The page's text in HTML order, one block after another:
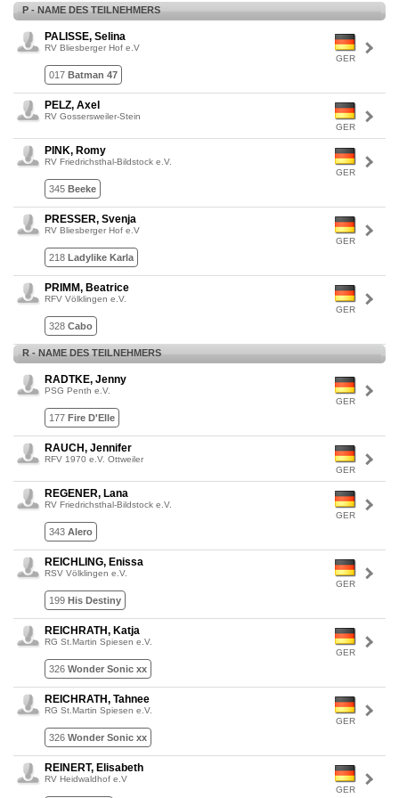
P - NAME DES TEILNEHMERS
GER
PALISSE, Selina
RV Bliesberger Hof e.V
017 Batman 47
GER
PELZ, Axel
RV Gossersweiler-Stein
GER
PINK, Romy
RV Friedrichsthal-Bildstock e.V.
345 Beeke
GER
PRESSER, Svenja
RV Bliesberger Hof e.V
218 Ladylike Karla
GER
PRIMM, Beatrice
RFV Völklingen e.V.
328 Cabo
R - NAME DES TEILNEHMERS
GER
RADTKE, Jenny
PSG Penth e.V.
177 Fire D'Elle
GER
RAUCH, Jennifer
RFV 1970 e.V. Ottweiler
GER
REGENER, Lana
RV Friedrichsthal-Bildstock e.V.
343 Alero
GER
REICHLING, Enissa
RSV Völklingen e.V.
199 His Destiny
GER
REICHRATH, Katja
RG St.Martin Spiesen e.V.
326 Wonder Sonic xx
GER
REICHRATH, Tahnee
RG St.Martin Spiesen e.V.
326 Wonder Sonic xx
GER
REINERT, Elisabeth
RV Heidwaldhof e.V